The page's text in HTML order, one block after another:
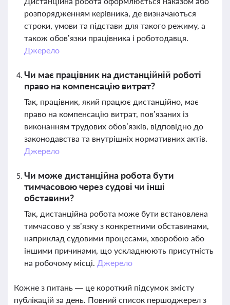
розпорядженням керівника, де визначаються
строки, умови та підстави для такого режиму, а
також обов’язки працівника і роботодавця.
Джерело
Чи має працівник на дистанційній роботі
право на компенсацію витрат?
Так, працівник, який працює дистанційно, має
право на компенсацію витрат, пов’язаних із
виконанням трудових обов’язків, відповідно до
законодавства та внутрішніх нормативних актів.
Джерело
Чи може дистанційна робота бути
тимчасовою через судові чи інші
обставини?
Так, дистанційна робота може бути встановлена
тимчасово у зв’язку з конкретними обставинами,
наприклад судовими процесами, хворобою або
іншими причинами, що ускладнюють присутність
на робочому місці. Джерело
Кожне з питань — це короткий підсумок змісту
публікацій за день. Повний список першоджерел з